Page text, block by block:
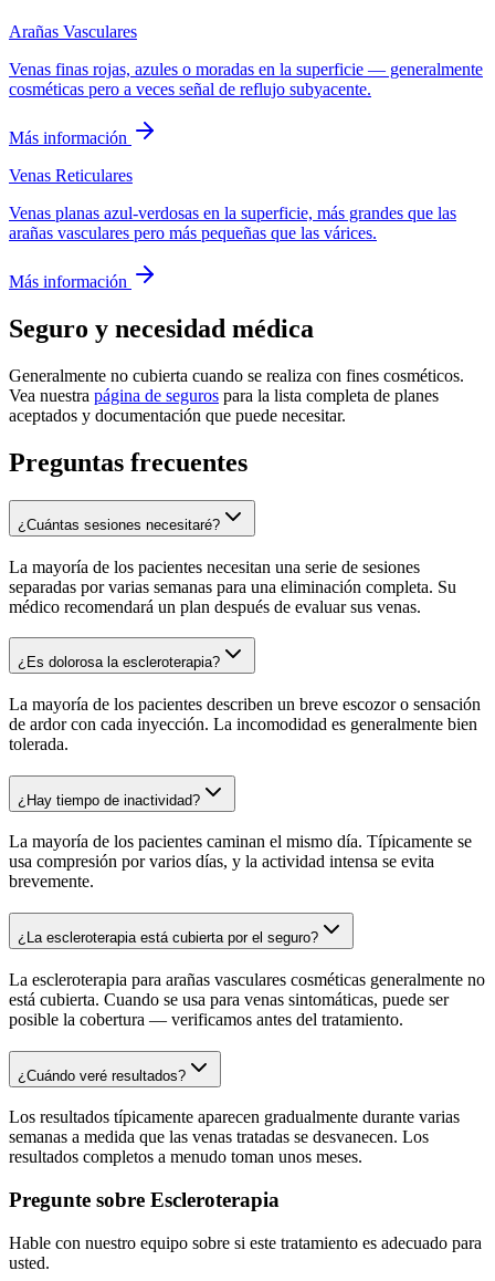
Arañas Vasculares
Venas finas rojas, azules o moradas en la superficie — generalmente
cosméticas pero a veces señal de reflujo subyacente.
Más información
Venas Reticulares
Venas planas azul-verdosas en la superficie, más grandes que las
arañas vasculares pero más pequeñas que las várices.
Más información
Seguro y necesidad médica
Generalmente no cubierta cuando se realiza con fines cosméticos.
Vea nuestra página de seguros para la lista completa de planes
aceptados y documentación que puede necesitar.
Preguntas frecuentes
¿Cuántas sesiones necesitaré?
La mayoría de los pacientes necesitan una serie de sesiones
separadas por varias semanas para una eliminación completa. Su
médico recomendará un plan después de evaluar sus venas.
¿Es dolorosa la escleroterapia?
La mayoría de los pacientes describen un breve escozor o sensación
de ardor con cada inyección. La incomodidad es generalmente bien
tolerada.
¿Hay tiempo de inactividad?
La mayoría de los pacientes caminan el mismo día. Típicamente se
usa compresión por varios días, y la actividad intensa se evita
brevemente.
¿La escleroterapia está cubierta por el seguro?
La escleroterapia para arañas vasculares cosméticas generalmente no
está cubierta. Cuando se usa para venas sintomáticas, puede ser
posible la cobertura — verificamos antes del tratamiento.
¿Cuándo veré resultados?
Los resultados típicamente aparecen gradualmente durante varias
semanas a medida que las venas tratadas se desvanecen. Los
resultados completos a menudo toman unos meses.
Pregunte sobre Escleroterapia
Hable con nuestro equipo sobre si este tratamiento es adecuado para
usted.